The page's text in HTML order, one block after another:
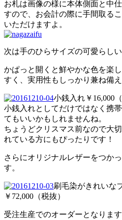
お札は画像の様に本体側面と中
すので、お会計の際に手間取る
いただけますよ。
次は手のひらサイズの可愛らしい
かぱっと開くと鮮やかな色を楽
すく、実用性もしっかり兼ね備え
小銭入れ￥16,000（
小銭入れとしてだけではなく携
てもいいかもしれませんね。
ちょうどクリスマス前なので大
れている方にもぴったりです！
さらにオリジナルレザーをつか
す。
刷毛染がきれいな
￥72,000（税抜）
受注生産でのオーダーとなりま